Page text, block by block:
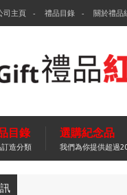
司主頁 禮品目錄 關於禮品
目錄
造分類
選購紀念品
我們為你提供超過